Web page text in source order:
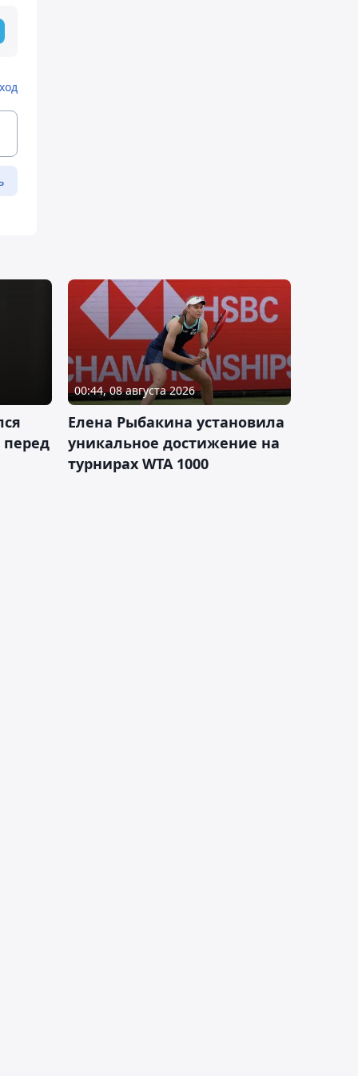
перед
00:44, 08 августа 2026
Елена Рыбакина установила
уникальное достижение на
турнирах WTA 1000